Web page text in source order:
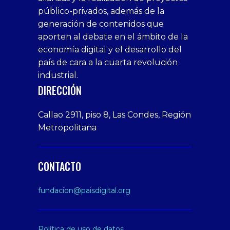
bonus
veren
siteler
1xbet
deneme
bonusu
veren
giriş
1xbet
giriş
tarafbet
giriş
Deneme
bonusu
veren
siteler
on
webcam
Cumshots
Tits
Free
Amateur
Porn
Xxx
Indian
Big
Butt
sex
From
Step
veren
siteler
público-privados, además de la
generación de contenidos que
aporten al debate en el ámbito de la
economía digital y el desarrollo del
país de cara a la cuarta revolución
industrial.
DIRECCIÓN
Callao 2911, piso 8, Las Condes, Región
Metropolitana
CONTACTO
fundacion@paisdigital.org